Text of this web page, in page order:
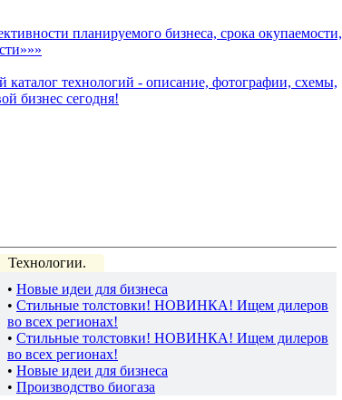
планируемого бизнеса, срока окупаемости,
каталог технологий - описание, фотографии, схемы,
бизнес сегодня!
Технологии.
• Новые идеи для бизнеса
• Стильные толстовки! НОВИНКА! Ищем дилеров
во всех регионах!
• Стильные толстовки! НОВИНКА! Ищем дилеров
во всех регионах!
• Новые идеи для бизнеса
• Производство биогаза